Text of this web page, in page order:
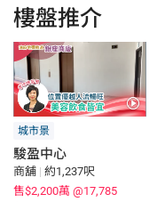
樓盤推介
城市景
駿盈中心
商舖 | 約1,237呎
售$2,200萬 @17,785